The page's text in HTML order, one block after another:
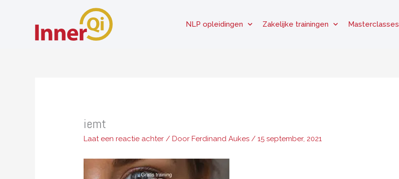
NLP opleidingen Zakelijke trainingen Masterclasses
iemt
Laat een reactie achter / DoorFerdinand Aukes/15 september, 2021